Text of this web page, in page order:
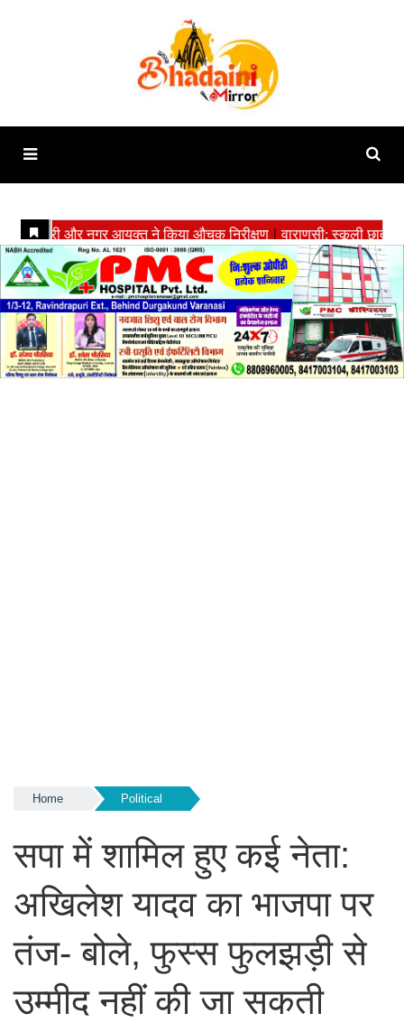
Home Political
सपा में शामिल हुए कई नेता:
अखिलेश यादव का भाजपा पर
तंज- बोले, फुस्स फुलझड़ी से
उम्मीद नहीं की जा सकती